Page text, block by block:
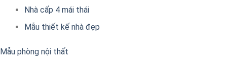
Nhà cấp 4 mái thái
Mẫu thiết kế nhà đẹp
Mẫu phòng nội thất